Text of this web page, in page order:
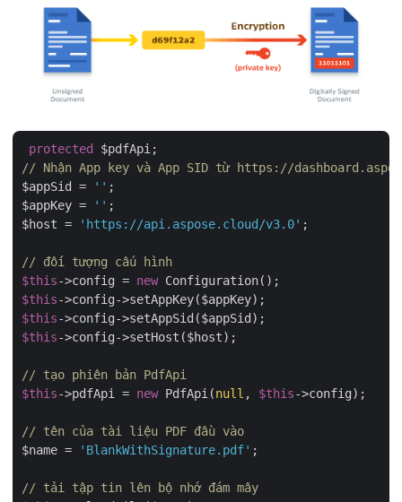
protected
// Nhận App key và App SID từ https://
$appSid =
'' ;
$appKey =
'' ;
$host =
'https://api.aspose.cloud/v3.0' ;
// đối tượng cấu hình
$this->config = new
$this
$this
$this->config->setHost($host);
// tạo phiên bản PdfApi
$this->pdfApi = new PdfApi(null , $this->config);
// tên của tài liệu PDF đầu vào
$name =
'BlankWithSignature.pdf' ;
// tải tập tin lên bộ nhớ đám mây